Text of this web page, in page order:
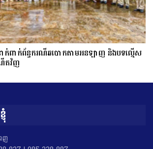
ាក់ពាក់ព័ន្ធករណីឆបោកតាមអនឡាញ និងបទល្មើស
តវិញ
ញ